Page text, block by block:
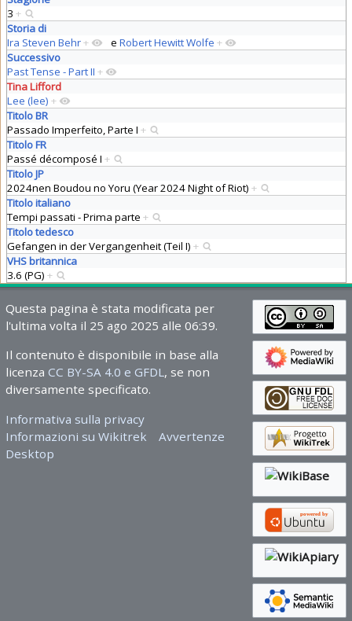
3 +
Storia di
Ira Steven Behr+ e Robert Hewitt Wolfe +
Successivo
Past Tense - Part II +
Tina Lifford
Lee (lee) +
Titolo BR
Passado Imperfeito, Parte I +
Titolo FR
Passé décomposé I +
Titolo JP
2024nen Boudou no Yoru (Year 2024 Night of Riot) +
Titolo italiano
Tempi passati - Prima parte +
Titolo tedesco
Gefangen in der Vergangenheit (Teil I) +
VHS britannica
3.6 (PG) +
Questa pagina è stata modificata per
l'ultima volta il 25 ago 2025 alle 06:39.
Il contenuto è disponibile in base alla
licenza CC BY-SA 4.0 e GFDL, se non
diversamente specificato.
Informativa sulla privacy
Informazioni su Wikitrek
Avvertenze
Desktop